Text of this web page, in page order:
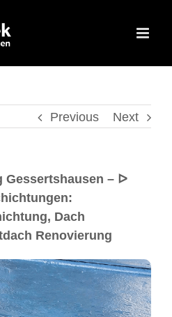
Previous Next
Gessertshausen – ᐅ
Dach
Renovierung